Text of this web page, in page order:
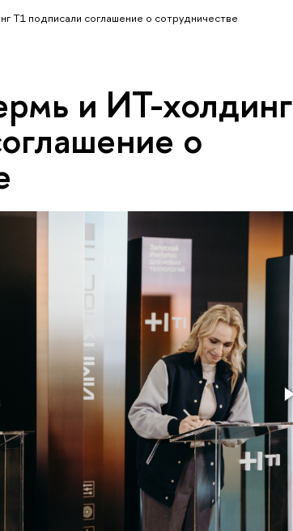
подписали соглашение о сотрудничестве
и ИТ-холдинг
о